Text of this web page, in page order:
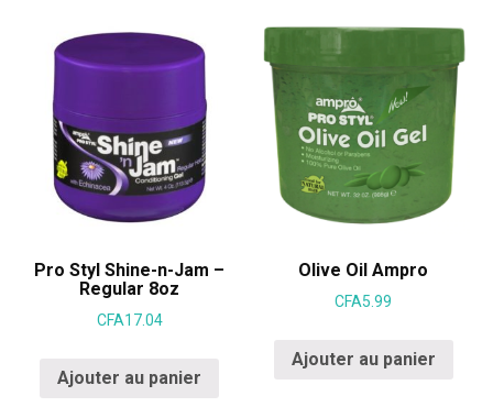
Pro Styl Shine-n-Jam –
Regular 8oz
CFA17.04
Ajouter au panier
Olive Oil Ampro
CFA5.99
Ajouter au panier